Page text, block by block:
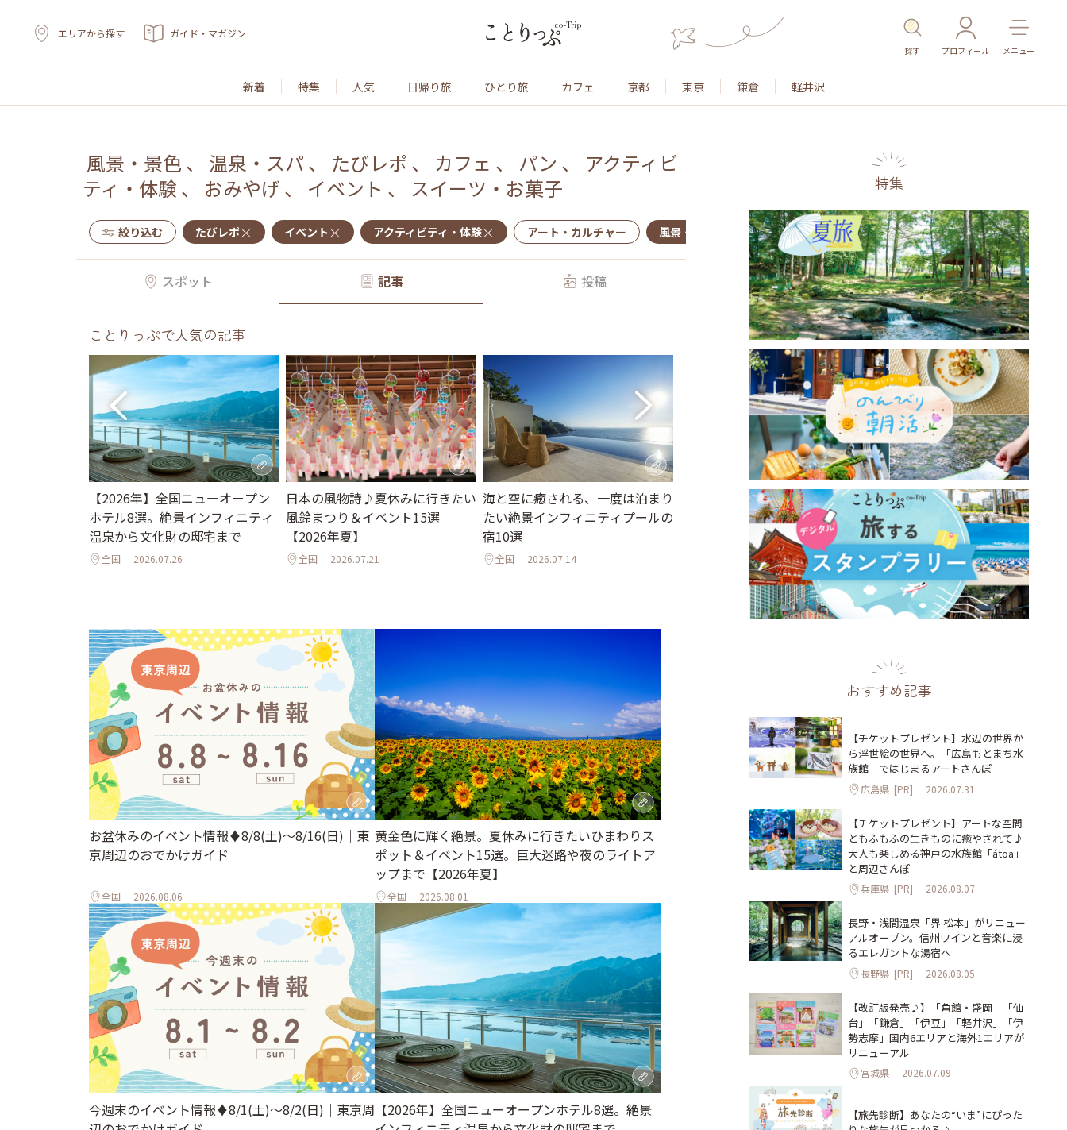
エリアから探す ガイド・マガジン
探す プロフィール メニュー
新着 特集 人気 日帰り旅 ひとり旅 カフェ 京都 東京 鎌倉 軽井沢
風景・景色 、 温泉・スパ 、 たびレポ 、 カフェ 、 パン 、 アクティビ
ティ・体験 、 おみやげ 、 イベント 、 スイーツ・お菓子
絞り込む たびレポ イベント アクティビティ・体験 アート・カルチャー 風景・景色 名所・旧跡 温泉・スパ その他施設
スポット 記事 投稿
ことりっぷで人気の記事
【2026年】全国ニューオープン
ホテル8選。絶景インフィニティ
温泉から文化財の邸宅まで
全国 2026.07.26
日本の風物詩♪夏休みに行きたい
風鈴まつり＆イベント15選
【2026年夏】
全国 2026.07.21
海と空に癒される、一度は泊まり
たい絶景インフィニティプールの
宿10選
全国 2026.07.14
【2026最新】大人のご褒美旅
に。星野リゾートで味わう旅のご
当地パフェ9選。プレミアムフル
ーツや進化系夜パフェまで
2026.07.08
お盆休みのイベント情報♦︎8/8(土)〜8/16(日)｜東
京周辺のおでかけガイド
全国 2026.08.06
黄金色に輝く絶景。夏休みに行きたいひまわりス
ポット＆イベント15選。巨大迷路や夜のライトア
ップまで【2026年夏】
全国 2026.08.01
今週末のイベント情報♦︎8/1(土)〜8/2(日)｜東京周 【2026年】全国ニューオープンホテル8選。絶景
特集
おすすめ記事
【チケットプレゼント】水辺の世界か
ら浮世絵の世界へ。「広島もとまち水
族館」ではじまるアートさんぽ
広島県 [PR] 2026.07.31
【チケットプレゼント】アートな空間
ともふもふの生きものに癒やされて♪
大人も楽しめる神戸の水族館「átoa」
と周辺さんぽ
兵庫県 [PR] 2026.08.07
長野・浅間温泉「界 松本」がリニュー
アルオープン。信州ワインと音楽に浸
るエレガントな湯宿へ
長野県 [PR] 2026.08.05
【改訂版発売♪】「角館・盛岡」「仙
台」「鎌倉」「伊豆」「軽井沢」「伊
勢志摩」国内6エリアと海外1エリアが
リニューアル
宮城県 2026.07.09
【旅先診断】あなたの“いま”にぴった